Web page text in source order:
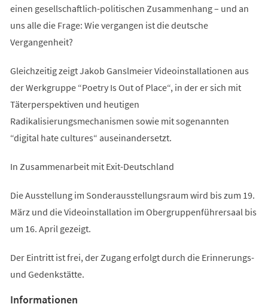
einen gesellschaftlich-politischen Zusammenhang – und an
uns alle die Frage: Wie vergangen ist die deutsche
Vergangenheit?
Gleichzeitig zeigt Jakob Ganslmeier Videoinstallationen aus
der Werkgruppe “Poetry Is Out of Place“, in der er sich mit
Täterperspektiven und heutigen
Radikalisierungsmechanismen sowie mit sogenannten
“digital hate cultures“ auseinandersetzt.
In Zusammenarbeit mit Exit-Deutschland
Die Ausstellung im Sonderausstellungsraum wird bis zum 19.
März und die Videoinstallation im Obergruppenführersaal bis
um 16. April gezeigt.
Der Eintritt ist frei, der Zugang erfolgt durch die Erinnerungs-
und Gedenkstätte.
Informationen